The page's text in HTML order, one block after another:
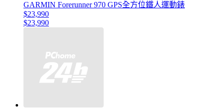
GARMIN Forerunner 970 GPS全方位鐵人運動錶
$23,990
$23,990